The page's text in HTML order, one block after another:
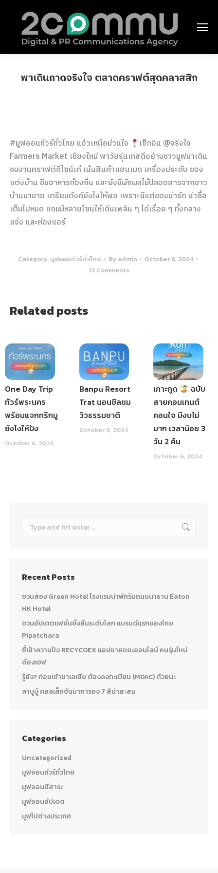
พาเดินกาดจริงใจ ตลาดคราฟต์สุดคลาสสิก
#มูฟออนทัวร์ทั่วไทย แอ่วเหนือม่วนใจ
เช็กอิน @จริงใจ
Farmers Market เชียงใหม่ พาวัยรุ่นเทสดีอย่างชาวมูฟมาเดิน
ชมงานคราฟต์ดีไซน์เก๋ เน้นสินค้าแฮนเมด เครื่องประดับ ของ
แต่งบ้าน ชิมอาหารท้องถิ่น และยังมีผักผลไม้ปลอดสารจากชาว
บ้านมาขาย เตรียมตังค์ยังไงให้พอ เพราะมีแต่ของน่ารัก น่าซื้อ
เต็มไปหมด แถมมีหลายโซนให้เดินเพลิน ๆ ได้เรื่อย ๆ ทั้งกลาง
แจ้ง และห้องแอร์
Category: มูฟออนทัวร์ทั่วไทย By admin
October 6, 2024
12 Comments
Related posts
One Day Trip
ทัวร์พระนคร
พร้อมแจกทริกมู
ยังไงให้ปัง
October 6, 2024
Banpu Resort
Trat นอนชิลชม
วิวธรรมชาติ
October 6, 2024
เกาะกูด
ฉบับ
สายคอนเทนต์
คอนใจ มีงบไม่
มาก เวลาน้อย 3
วัน 2 คืน
October 6, 2024
Search:
Recent Posts
ชวนส่อง Green Hotel โรงแรมน่าพักริมถนนนาธาน Eaton
HK Hotel
ชวนอัปเดตแฟชั่นยั่งยืนระดับโลก แบรนด์แรกของไทย
Pipatchara
ชี้เป้าความปัง RECYCOEX แอปขายขยะออนไลน์ คนรุ่นใหม่
ต้องเซฟ
รู้ยัง? ก่อนเข้ามาเลเซีย ต้องลงทะเบียน (MDAC) ด้วยนะ
ลาบูบู้ คอลเล็กชันมาการอง 7 สีน่าสะสม
Categories
Uncategorized
มูฟออนทัวร์ทั่วไทย
มูฟออนมีสาระ
มูฟออนอัปเดต
มูฟไปต่างประเทศ